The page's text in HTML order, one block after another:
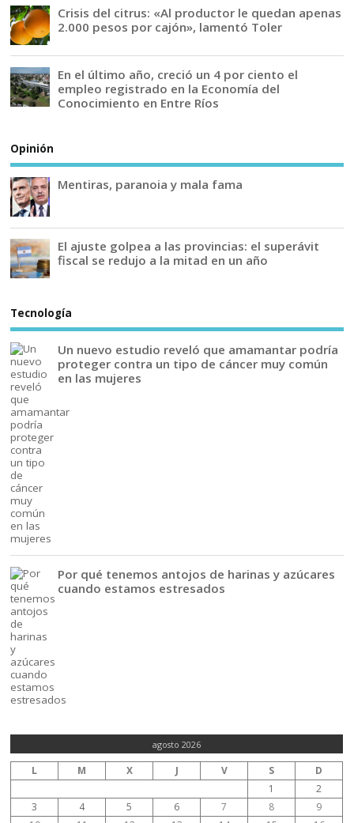
Crisis del citrus: «Al productor le quedan apenas
2.000 pesos por cajón», lamentó Toler
En el último año, creció un 4 por ciento el
empleo registrado en la Economía del
Conocimiento en Entre Ríos
Opinión
Mentiras, paranoia y mala fama
El ajuste golpea a las provincias: el superávit
fiscal se redujo a la mitad en un año
Tecnología
Un nuevo estudio reveló que amamantar podría
proteger contra un tipo de cáncer muy común
en las mujeres
Por qué tenemos antojos de harinas y azúcares
cuando estamos estresados
agosto 2026
L M X J V S
D
1
2
3
4 5 6 7 8
9